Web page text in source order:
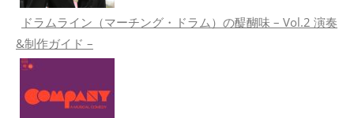
ドラムライン（マーチング・ドラム）の醍醐味 – Vol.2 演奏
&制作ガイド –